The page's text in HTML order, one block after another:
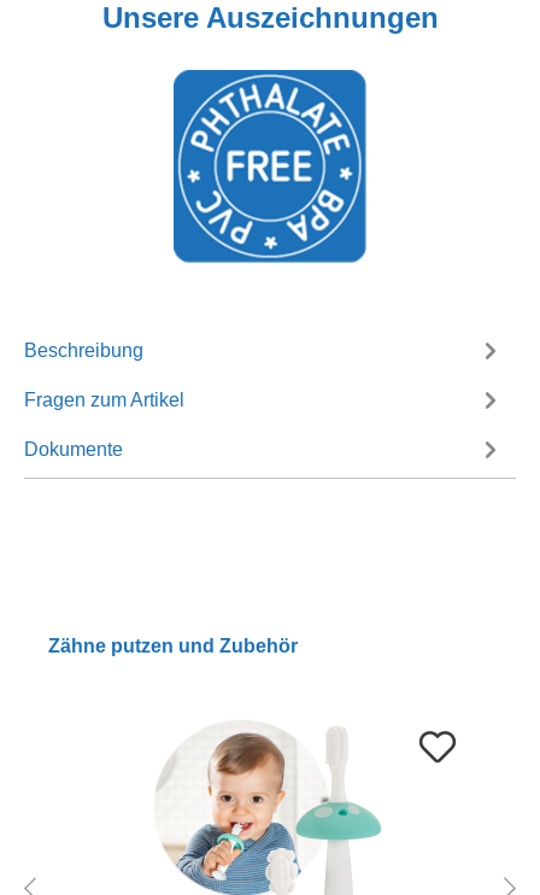
Unsere Auszeichnungen
Beschreibung
Fragen zum Artikel
Dokumente
Zähne putzen und Zubehör